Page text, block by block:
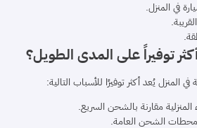
في المنزل.
توفيراً على المدى الطويل؟
المنزل يُعد أكثر توفيرًا للأسباب التالية:
المنزلية مقارنة بالشحن السريع.
الشحن العامة.